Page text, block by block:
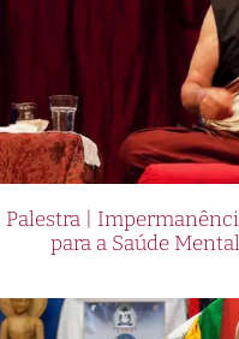
Palestra |
para a Saúde